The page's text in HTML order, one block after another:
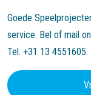
Goede
service. Bel of mail
Tel. +31 13 4551605.